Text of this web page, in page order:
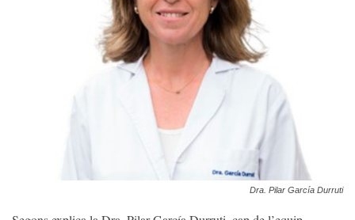
Dra. Pilar García Durruti